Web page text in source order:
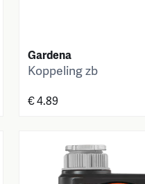
Gardena
Koppeling zb
€ 4.89